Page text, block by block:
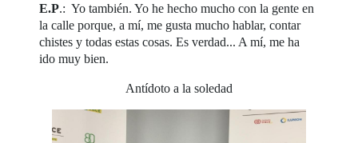
E.P.: Yo también. Yo he hecho mucho con la gente en
la calle porque, a mí, me gusta mucho hablar, contar
chistes y todas estas cosas. Es verdad... A mí, me ha
ido muy bien.
Antídoto a la soledad